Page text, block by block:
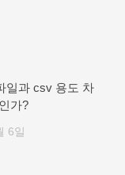
일과 csv 용도 차
가?
6일